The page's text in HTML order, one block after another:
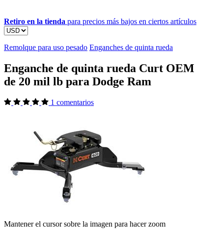
Retiro en la tienda para precios más bajos en ciertos artículos
Remolque para uso pesado Enganches de quinta rueda
Enganche de quinta rueda Curt OEM
de 20 mil lb para Dodge Ram
1 comentarios
Mantener el cursor sobre la imagen para hacer zoom